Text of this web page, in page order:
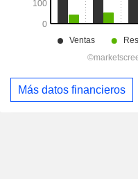
Más datos financieros